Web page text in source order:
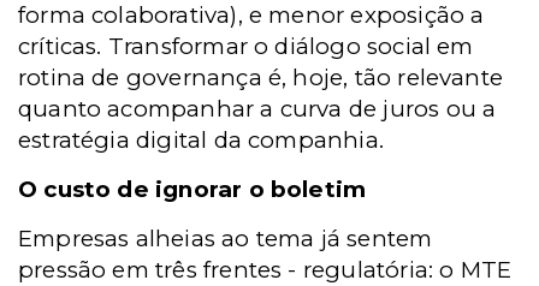
forma colaborativa), e menor exposição a
críticas. Transformar o diálogo social em
rotina de governança é, hoje, tão relevante
quanto acompanhar a curva de juros ou a
estratégia digital da companhia.
O custo de ignorar o boletim
Empresas alheias ao tema já sentem
pressão em três frentes - regulatória: o MTE